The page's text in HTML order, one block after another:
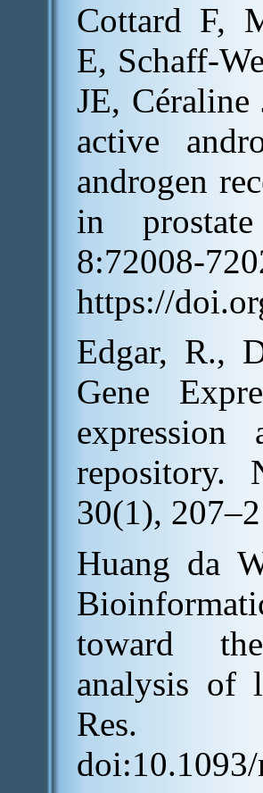
Cottard F,
E, Schaff-
JE,
active
androgen
in
8:72008-
https://
Edgar, R.,
Gene
repository.
30(1),
Huang da
toward
analysis of
Res.